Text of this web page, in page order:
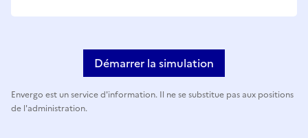
Démarrer la simulation
Envergo est un service d'information. Il ne se substitue pas aux positions
de l'administration.